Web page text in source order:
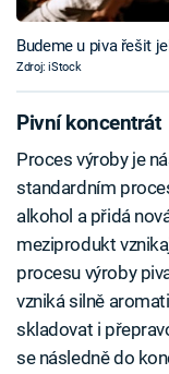
Budeme u piva řešit
Zdroj: iStock
Pivní koncentrát
Proces výroby je
standardním
alkohol a přidá
meziprodukt
procesu výroby
vzniká silně
skladovat i
se následně do